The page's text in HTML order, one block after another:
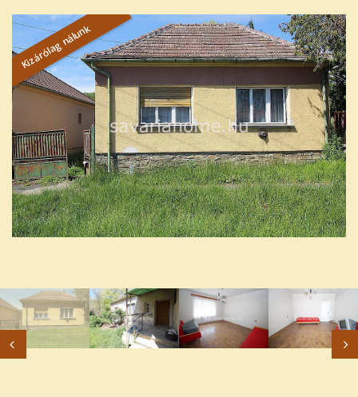
Kizárólag nálunk